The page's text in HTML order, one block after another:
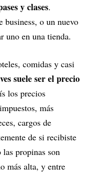
y clases.
business, o un nuevo
uno en una tienda.
comidas y casi
suele ser el precio
los precios
más
cargos de
de si recibiste
propinas son
más alta, y entre